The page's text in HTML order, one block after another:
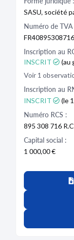
SASU, société
Numéro de TVA
FR40895308716
Inscription au
INSCRIT
(au
Voir 1
Inscription au
INSCRIT
(le
Numéro RCS :
895 308 716
Capital social :
1 000,00 €